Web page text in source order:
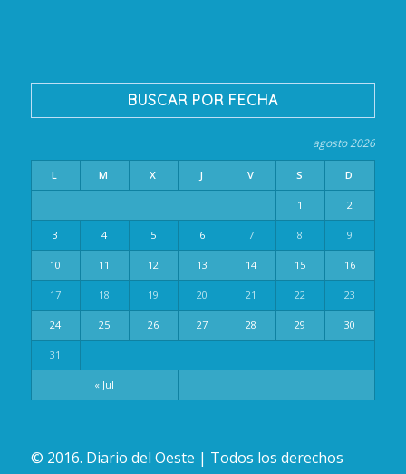
BUSCAR POR FECHA
agosto 2026
L M X J V S D
« Jul
1 2
3 4 5 6 7 8 9
10 11 12 13 14 15 16
17 18 19 20 21 22 23
24 25 26 27 28 29 30
31
© 2016. Diario del Oeste | Todos los derechos